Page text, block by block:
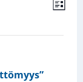
Lista